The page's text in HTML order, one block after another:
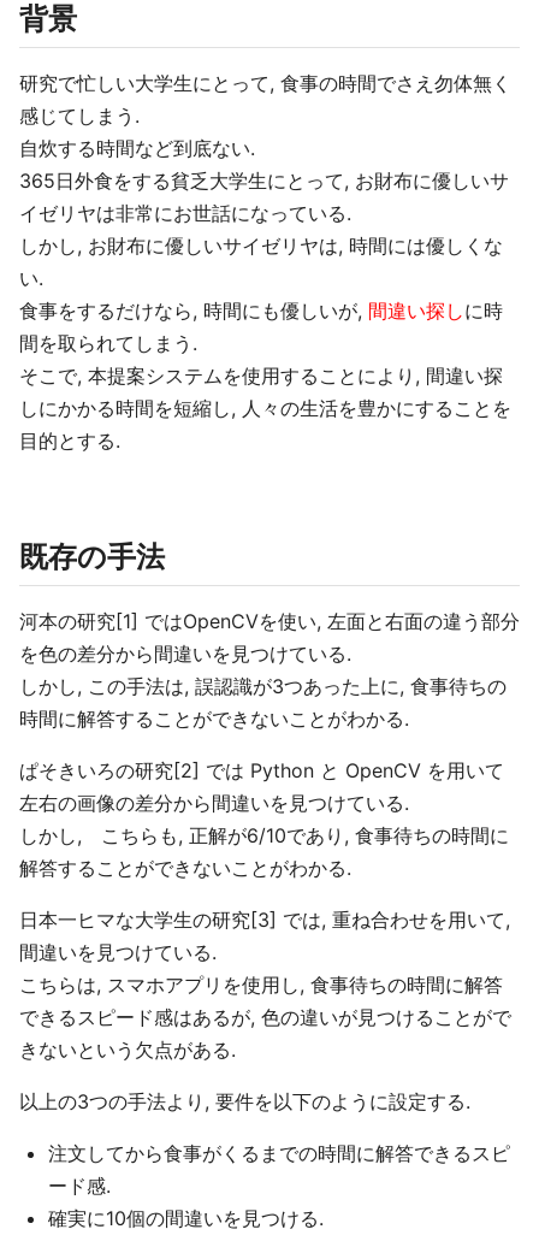
背景
研究で忙しい大学生にとって, 食事の時間でさえ勿体無く
感じてしまう.
自炊する時間など到底ない.
365日外食をする貧乏大学生にとって, お財布に優しいサ
イゼリヤは非常にお世話になっている.
しかし, お財布に優しいサイゼリヤは, 時間には優しくな
い.
食事をするだけなら, 時間にも優しいが, 間違い探しに時
間を取られてしまう.
そこで, 本提案システムを使用することにより, 間違い探
しにかかる時間を短縮し, 人々の生活を豊かにすることを
目的とする.
既存の手法
河本の研究[1] ではOpenCVを使い, 左面と右面の違う部分
を色の差分から間違いを見つけている.
しかし, この手法は, 誤認識が3つあった上に, 食事待ちの
時間に解答することができないことがわかる.
ぱそきいろの研究[2] では Python と OpenCV を用いて
左右の画像の差分から間違いを見つけている.
しかし, こちらも, 正解が6/10であり, 食事待ちの時間に
解答することができないことがわかる.
日本一ヒマな大学生の研究[3] では, 重ね合わせを用いて,
間違いを見つけている.
こちらは, スマホアプリを使用し, 食事待ちの時間に解答
できるスピード感はあるが, 色の違いが見つけることがで
きないという欠点がある.
以上の3つの手法より, 要件を以下のように設定する.
注文してから食事がくるまでの時間に解答できるスピ
ード感.
確実に10個の間違いを見つける.